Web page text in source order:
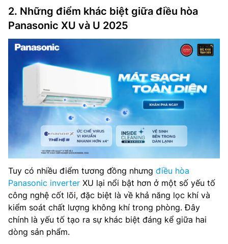
2. Những điểm khác biệt giữa điều hòa
Panasonic XU và U 2025
Tuy có nhiều điểm tương đồng nhưng điều hòa
Panasonic inverter XU lại nổi bật hơn ở một số yếu tố
công nghệ cốt lõi, đặc biệt là về khả năng lọc khí và
kiểm soát chất lượng không khí trong phòng. Đây
chính là yếu tố tạo ra sự khác biệt đáng kể giữa hai
dòng sản phẩm.